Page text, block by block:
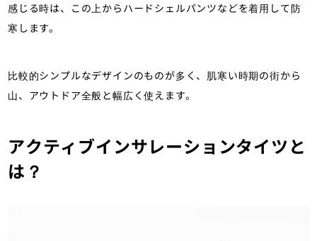
感じる時は、この上からハードシェルパンツなどを着用して防
寒します。
比較的シンプルなデザインのものが多く、肌寒い時期の街から
山、アウトドア全般と幅広く使えます。
アクティブインサレーションタイツと
は？